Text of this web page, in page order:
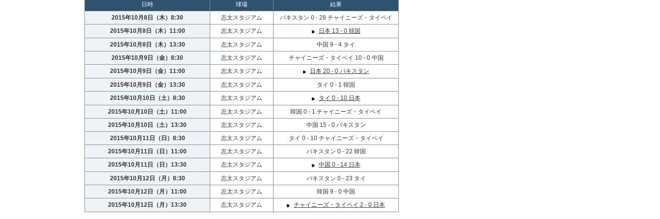
日時 球場
結果
2015年10月8日（木）8:30
志太スタジアム
パキスタン 0 - 28 チャイニーズ・タイペイ
2015年10月8日（木）11:00
志太スタジアム
日本 13 - 0 韓国
2015年10月8日（木）13:30
志太スタジアム
中国 9 - 4 タイ
2015年10月9日（金）8:30
志太スタジアム
チャイニーズ・タイペイ 10 - 0 中国
2015年10月9日（金）11:00
志太スタジアム
日本 20 - 0 パキスタン
2015年10月9日（金）13:30
志太スタジアム
タイ 0 - 1 韓国
2015年10月10日（土）8:30
志太スタジアム
タイ 0 - 10 日本
2015年10月10日（土）11:00
志太スタジアム
韓国 0 - 1 チャイニーズ・タイペイ
2015年10月10日（土）13:30
志太スタジアム
中国 15 - 0 パキスタン
2015年10月11日（日）8:30
志太スタジアム
タイ 0 - 10 チャイニーズ・タイペイ
2015年10月11日（日）11:00
志太スタジアム
パキスタン 0 - 22 韓国
2015年10月11日（日）13:30
志太スタジアム
中国 0 - 14 日本
2015年10月12日（月）8:30
志太スタジアム
パキスタン 0 - 23 タイ
2015年10月12日（月）11:00
志太スタジアム
韓国 9 - 0 中国
2015年10月12日（月）13:30
志太スタジアム チャイニーズ・タイペイ 2 - 0 日本